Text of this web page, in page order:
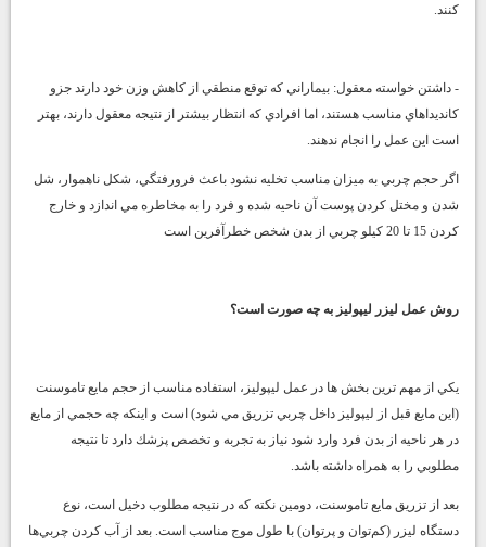
كنند.
- داشتن خواسته معقول: بيماراني كه توقع منطقي از كاهش وزن خود دارند جزو
كانديداهاي مناسب هستند، اما افرادي كه انتظار بيشتر از نتيجه معقول دارند، بهتر
است اين عمل را انجام ندهند.
اگر حجم چربي به ميزان مناسب تخليه نشود باعث فرورفتگي، شكل ناهموار، شل
شدن و مختل كردن پوست آن ناحيه شده و فرد را به مخاطره مي اندازد و خارج
كردن 15 تا 20 كيلو چربي از بدن شخص خطرآفرين است
روش عمل ليزر ليپوليز به چه صورت است؟
يكي از مهم ترين بخش ها در عمل ليپوليز، استفاده مناسب از حجم مايع تاموسنت
(اين مايع قبل از ليپوليز داخل چربي تزريق مي شود) است و اينكه چه حجمي از مايع
در هر ناحيه از بدن فرد وارد شود نياز به تجربه و تخصص پزشك دارد تا نتيجه
مطلوبي را به همراه داشته باشد.
بعد از تزريق مايع تاموسنت، دومين نكته كه در نتيجه مطلوب دخيل است، نوع
دستگاه ليزر (كم‌توان و پرتوان) با طول موج مناسب است. بعد از آب كردن چربي‌ها